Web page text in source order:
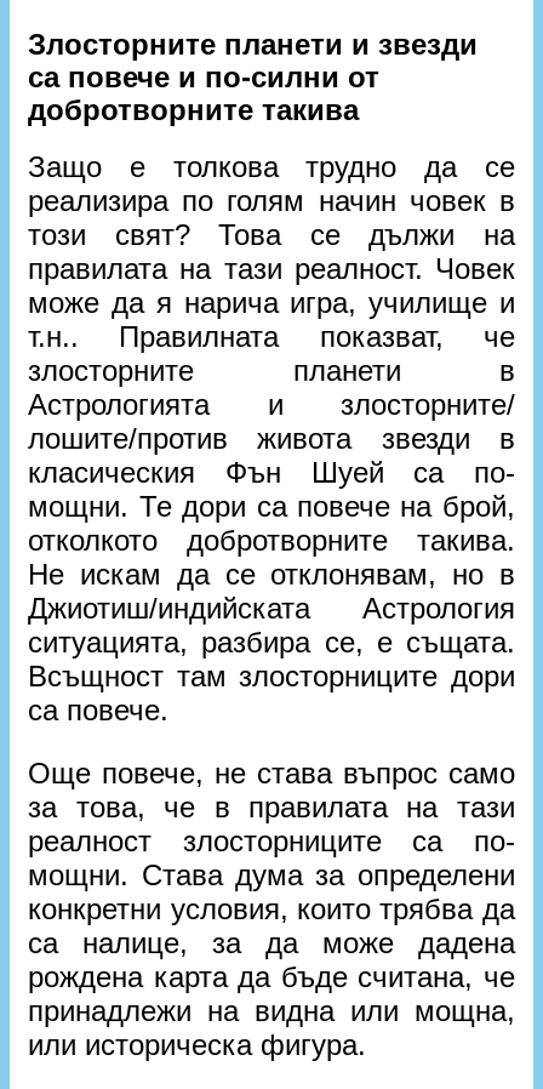
Злосторните планети и звезди
са повече и по-силни от
добротворните такива
Защо е толкова трудно да се
реализира по голям начин човек в
този свят? Това се дължи на
правилата на тази реалност. Човек
може да я нарича игра, училище и
т.н.. Правилната показват, че
злосторните планети в
Астрологията и злосторните/
лошите/против живота звезди в
класическия Фън Шуей са по-
мощни. Те дори са повече на брой,
отколкото добротворните такива.
Не искам да се отклонявам, но в
Джиотиш/индийската Астрология
ситуацията, разбира се, е същата.
Всъщност там злосторниците дори
са повече.
Още повече, не става въпрос само
за това, че в правилата на тази
реалност злосторниците са по-
мощни. Става дума за определени
конкретни условия, които трябва да
са налице, за да може дадена
рождена карта да бъде считана, че
принадлежи на видна или мощна,
или историческа фигура.